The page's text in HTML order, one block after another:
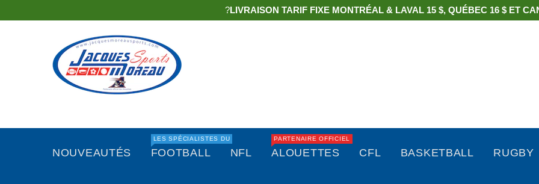
NOUVEAUTÉS
LES SPÉCIALISTES DU
FOOTBALL NFL
PARTENAIRE OFFICIEL
ALOUETTES CFL BASKETBALL RUGBY
?LIVRAISON TARIF FIXE MONTRÉAL & LAVAL 15 $, QUÉBEC 16 $ ET